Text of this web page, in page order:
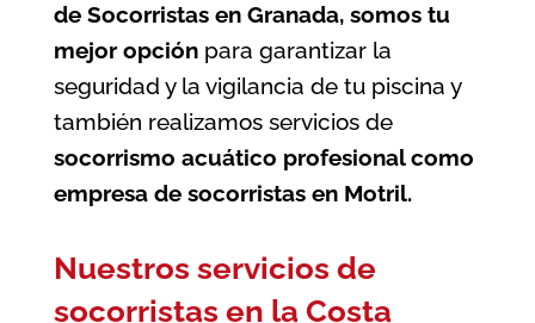
de Socorristas en Granada, somos tu
mejor opción para garantizar la
seguridad y la vigilancia de tu piscina y
también realizamos servicios de
socorrismo acuático profesional como
empresa de socorristas en Motril.
Nuestros servicios de
socorristas en la Costa